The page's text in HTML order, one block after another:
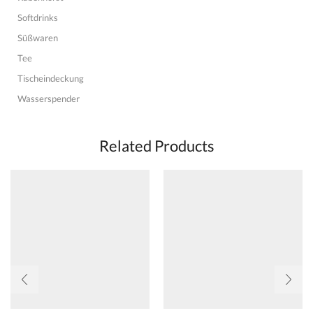
Softdrinks
Süßwaren
Tee
Tischeindeckung
Wasserspender
Related Products